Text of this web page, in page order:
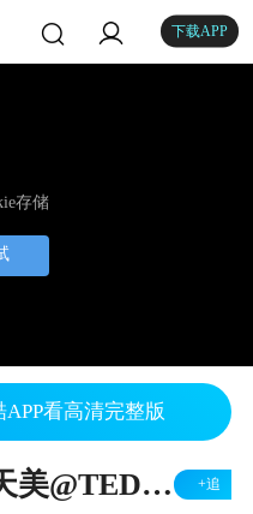
下载APP
存储
看高清完整版
未长大的内心：邱天美@TEDxQDUSalon +追